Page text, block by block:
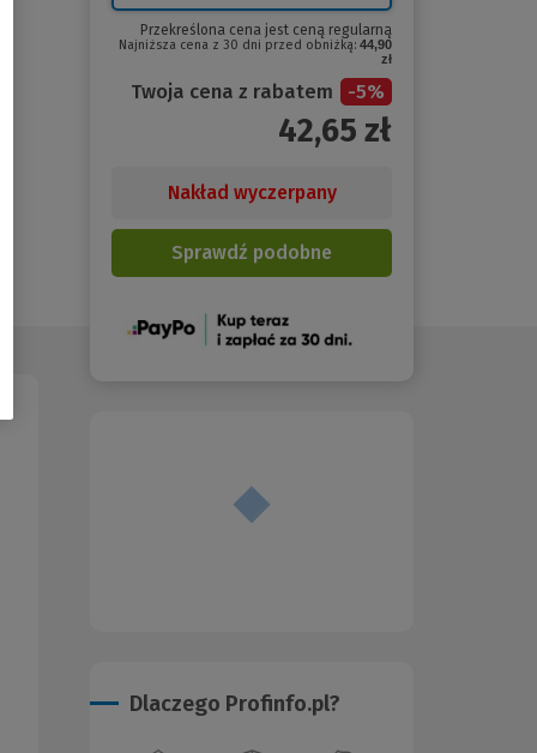
Przekreślona cena jest ceną regularną
Najniższa cena z 30 dni przed obniżką: 44,90
zł
Twoja cena z rabatem -5%
42,65 zł
Nakład wyczerpany
Sprawdź podobne
(Nowe
Dlaczego Profinfo.pl?